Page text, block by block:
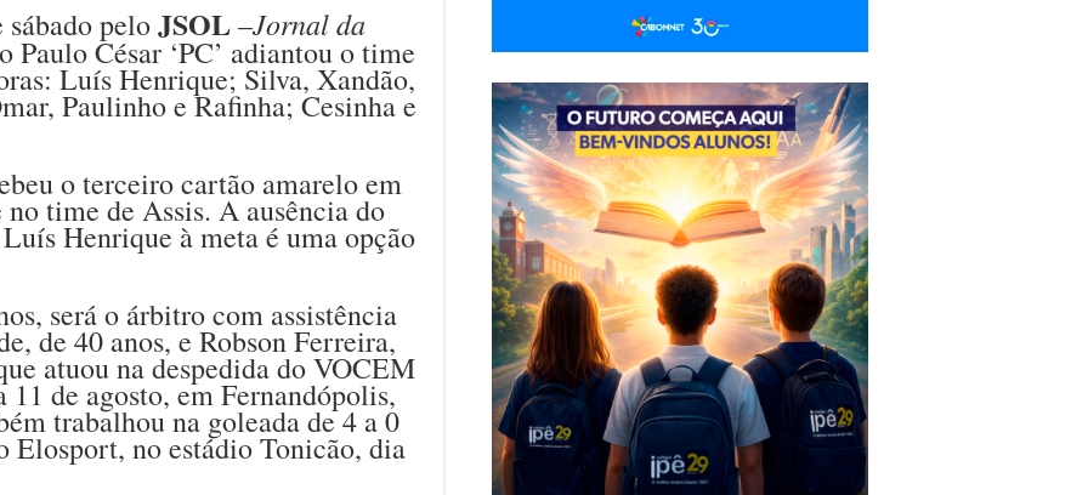
peloJSOL–Jornal da
Paulo César ‘PC’ adiantou o time
Luís Henrique; Silva, Xandão,
Paulinho e Rafinha; Cesinha e
o terceiro cartão amarelo em
time de Assis. A ausência do
Henrique à meta é uma opção
será o árbitro com assistência
de 40 anos, e Robson Ferreira,
atuou na despedida do VOCEM
de agosto, em Fernandópolis,
trabalhou na goleada de 4 a 0
Elosport, no estádio Tonicão, dia